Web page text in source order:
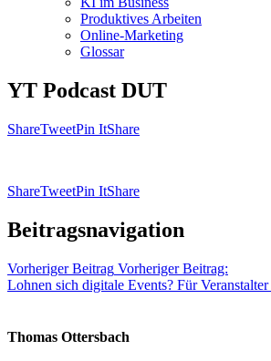
Produktives Arbeiten
Online-Marketing
Glossar
YT Podcast DUT
ShareTweetPin ItShare
ShareTweetPin ItShare
Beitragsnavigation
Vorheriger Beitrag Vorheriger Beitrag:
Lohnen sich digitale Events? Für
Thomas Ottersbach